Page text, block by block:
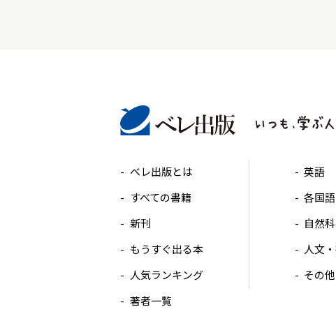
ベレ出版とは
すべての書籍
新刊
もうすぐ出る本
人気ランキング
著者一覧
英語
各国語
自然
人文
その他